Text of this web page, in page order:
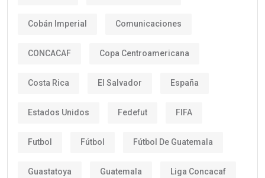
Cobán Imperial Comunicaciones
CONCACAF Copa Centroamericana
Costa Rica El Salvador España
Estados Unidos Fedefut FIFA
Futbol Fútbol Fútbol De Guatemala
Guastatoya Guatemala Liga Concacaf